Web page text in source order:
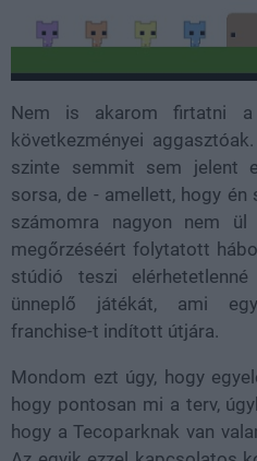
Nem is akarom firtatni
következményei
szinte semmit sem jelent
sorsa, de - amellett, hogy
számomra nagyon nem
megőrzéséért folytatott
stúdió teszi
ünneplő játékát, ami
franchise-t indított útjára.
Mondom ezt úgy, hogy
hogy pontosan mi a terv,
hogy a Tecoparknak van